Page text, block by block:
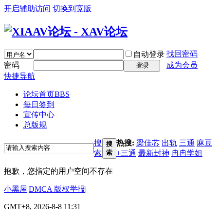
开启辅助访问 切换到宽版
自动登录 找回密码
密码
登录
成为会员
快捷导航
论坛首页BBS
每日签到
宣传中心
总版规
搜
索
搜
索
热搜: 梁佳芯 出轨 三通 麻豆
+三通 最新封神 冉冉学姐
抱歉，您指定的用户空间不存在
小黑屋|DMCA 版权举报|
GMT+8, 2026-8-8 11:31